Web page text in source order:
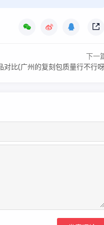
下一
对比(广州的复刻包质量行不行